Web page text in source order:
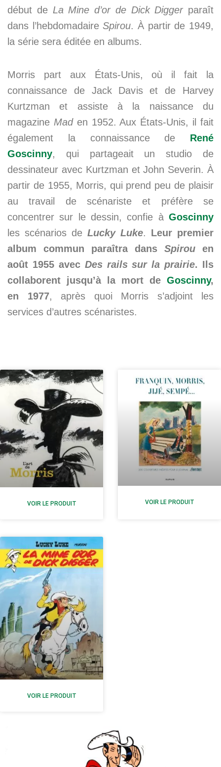
début de La Mine d’or de Dick Diggerparaît
dans l’hebdomadaireSpirou. À partir de 1949,
la série sera éditée en albums.
Morris part aux États-Unis, où il fait la
connaissance de Jack Davis et de Harvey
Kurtzman et assiste à la naissance du
magazine Maden 1952. Aux États-Unis, il fait
également la connaissance de René
Goscinny, qui partageait un studio de
dessinateur avec Kurtzman et John Severin. À
partir de 1955, Morris, qui prend peu de plaisir
au travail de scénariste et préfère se
concentrer sur le dessin, confie à Goscinny
les scénarios de Lucky Luke. Leur premier
album commun paraîtra dans Spirou en
août 1955 avec Des rails sur la prairie. Ils
collaborent jusqu’à la mort de Goscinny,
en 1977, après quoi Morris s’adjoint les
services d’autres scénaristes.
VOIR LE PRODUIT VOIR LE PRODUIT
VOIR LE PRODUIT